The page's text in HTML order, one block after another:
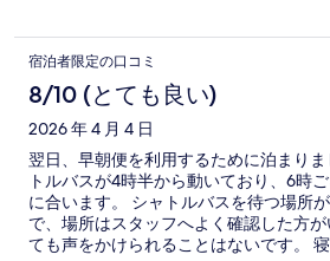
宿泊者限定の口コミ
8/10 (とても良い)
2026 年 4 月 4 日
翌日、早朝便を利用するために泊まり
トルバスが4時半から動いており、6時
に合います。 シャトルバスを待つ場所
で、場所はスタッフへよく確認した方
ても声をかけられることはないです。